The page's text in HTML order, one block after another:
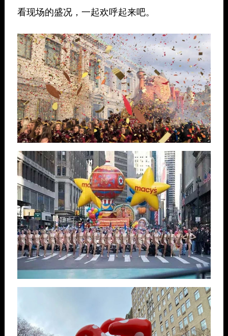
看现场的盛况，一起欢呼起来吧。